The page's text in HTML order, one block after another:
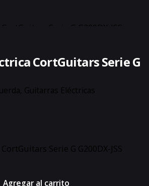
CortGuitars Serie G
Guitarras Eléctricas
Serie G G200DX-JSS
Agregar al carrito